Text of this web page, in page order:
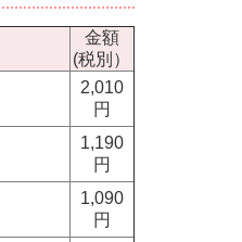
金額
(税別）
2,010
円
1,190
円
1,090
円